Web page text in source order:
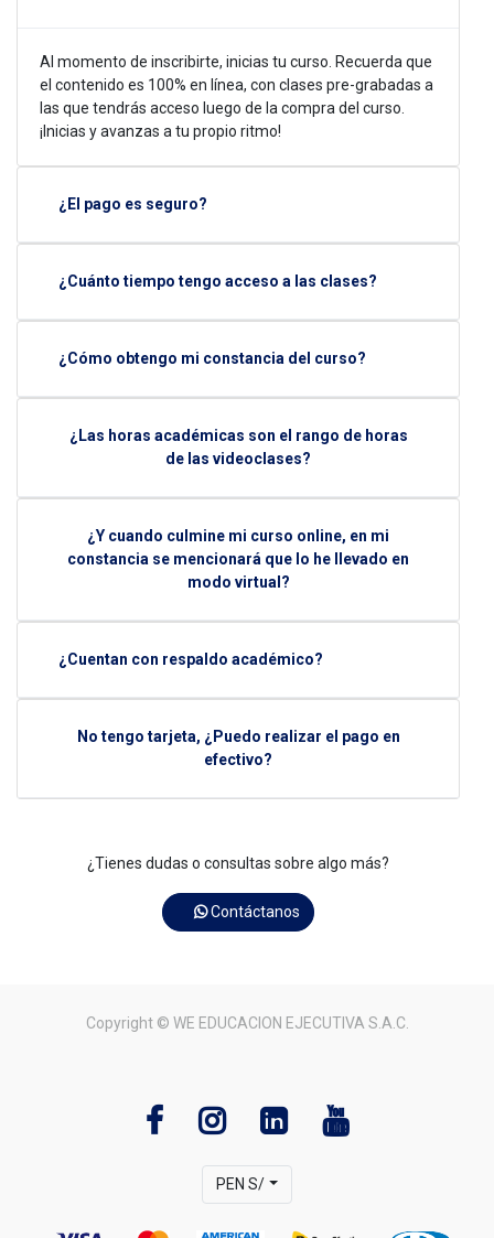
Al momento de inscribirte, inicias tu curso. Recuerda que
el contenido es 100% en línea, con clases pre-grabadas a
las que tendrás acceso luego de la compra del curso.
¡Inicias y avanzas a tu propio ritmo!
¿El pago es seguro?
¿Cuánto tiempo tengo acceso a las clases?
¿Cómo obtengo mi constancia del curso?
¿Las horas académicas son el rango de horas
de las videoclases?
¿Y cuando culmine mi curso online, en mi
constancia se mencionará que lo he llevado en
modo virtual?
¿Cuentan con respaldo académico?
No tengo tarjeta, ¿Puedo realizar el pago en
efectivo?
¿Tienes dudas o consultas sobre algo más?
Contáctanos
Copyright © WE EDUCACION EJECUTIVA S.A.C.
PEN S/